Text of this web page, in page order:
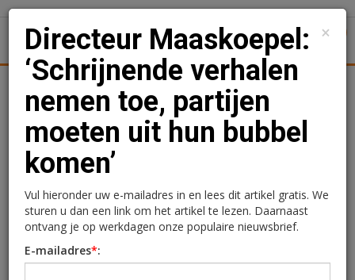
Achtergronden Woningmarkt
Directeur Maaskoepel:
‘Schrijnende verhalen
nemen toe, partijen
moeten uit hun bubbel
komen’
×
Directeur Maaskoepel:
‘Schrijnende verhalen
nemen toe, partijen
moeten uit hun bubbel
komen’
Vul hieronder uw e-mailadres in en lees dit artikel gratis. We
sturen u dan een link om het artikel te lezen. Daarnaast
ontvang je op werkdagen onze populaire nieuwsbrief.
E-mailadres*: